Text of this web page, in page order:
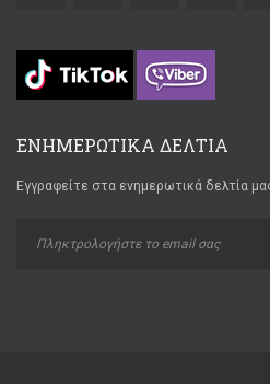
ΕΝΗΜΕΡΩΤΙΚΑ ΔΕΛΤΙΑ
Εγγραφείτε στα ενημερωτικά δελτία